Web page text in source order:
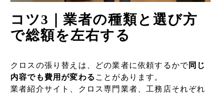
コツ3｜業者の種類と選び方
で総額を左右する
クロスの張り替えは、どの業者に依頼するかで同じ
内容でも費用が変わる ことがあります。
業者紹介サイト
、クロス専門業者、工務店それぞれ